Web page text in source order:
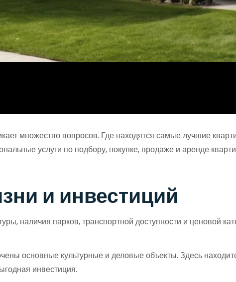
множество вопросов. Где находятся самые лучшие
услуги по подбору, покупке, продаже и аренде
и инвестиций
наличия парков, транспортной доступности и ценовой
основные культурные и деловые объекты. Здесь
инвестиция.